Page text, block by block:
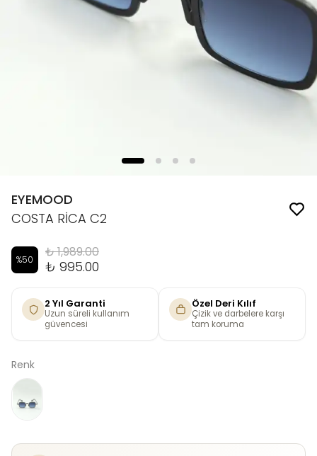
EYEMOOD
COSTA RİCA C2
%50 ₺ 1,989.00
₺ 995.00
2 Yıl Garanti
Uzun süreli kullanım
güvencesi
Özel Deri Kılıf
Çizik ve darbelere karşı
tam koruma
Renk